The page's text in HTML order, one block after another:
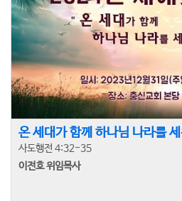
온 세대가 함께 하나님 나라를
사도행전 4:32-35
이전호 위임목사